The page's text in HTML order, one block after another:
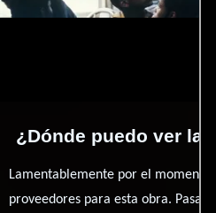
¿Dónde puedo ver la
Lamentablemente por el momento
proveedores para esta obra. Pasa